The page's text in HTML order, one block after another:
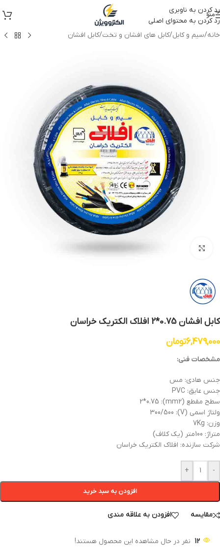
رد کردن به ناوبری
رد کردن به محتوای اصلی
منو
خانه/سیم و کابل/کابل های افشان و تخت/کابل افشان
کابل افشان 0.75*2 افلاک الکتریک خراسان
6,479,000تومان
مشخصات فنی:
جنس هادی: مس
جنس عایق: PVC
سطح مقطع (mm2): 2*0.75
ولتاژ اسمی (V): 300/500
وزن: 7Kg
متراژ: 100متر (یک کلاف)
شرکت سازنده: افلاک الکتریک خراسان
-
+
افزودن به سبد خرید
مقایسه افزودن به علاقه مندی
12 نفر در حال مشاهده این محصول هستند!